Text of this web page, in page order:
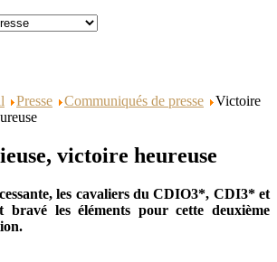
Presse Communiqués de presse
Victoire
victoire heureuse
les cavaliers du CDIO3*, CDI3* et
bravé les éléments pour cette deuxième